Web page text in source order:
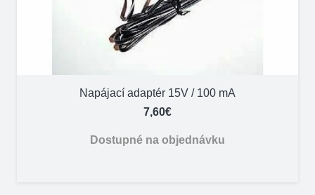
Napájací adaptér 15V / 100 mA
7,60€
Dostupné na objednávku